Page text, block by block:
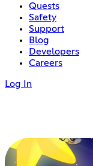
Quests
Safety
Support
Blog
Developers
Careers
Log In